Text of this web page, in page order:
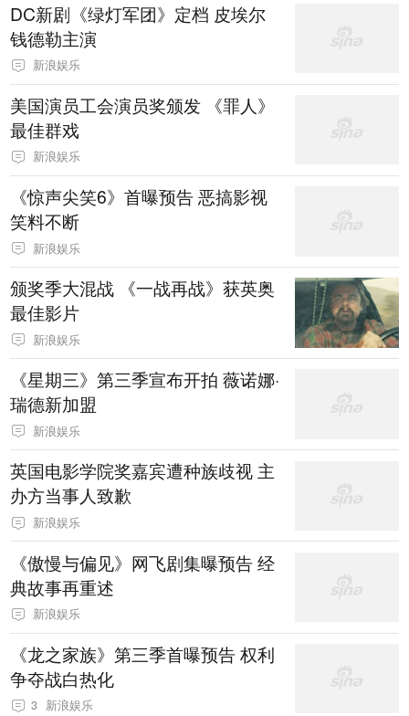
DC新剧《绿灯军团》定档 皮埃尔
钱德勒主演
新浪娱乐
美国演员工会演员奖颁发 《罪人》
最佳群戏
新浪娱乐
《惊声尖笑6》首曝预告 恶搞影视
笑料不断
新浪娱乐
颁奖季大混战 《一战再战》获英奥
最佳影片
新浪娱乐
《星期三》第三季宣布开拍 薇诺娜·
瑞德新加盟
新浪娱乐
英国电影学院奖嘉宾遭种族歧视 主
办方当事人致歉
新浪娱乐
《傲慢与偏见》网飞剧集曝预告 经
典故事再重述
新浪娱乐
《龙之家族》第三季首曝预告 权利
争夺战白热化
3 新浪娱乐